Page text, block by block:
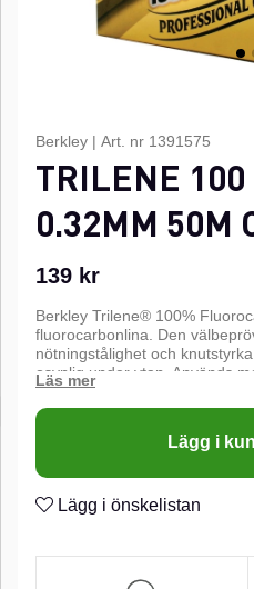
Berkley | Art. nr 1391575
TRILENE 100
0.32MM 50M
139 kr
Berkley Trilene® 100%
fluorocarbonlina. Den
nötningstålighet och
osynlig under ytan. Används
abborrfiske men kan även
Lägg i
Lägg i önskelistan